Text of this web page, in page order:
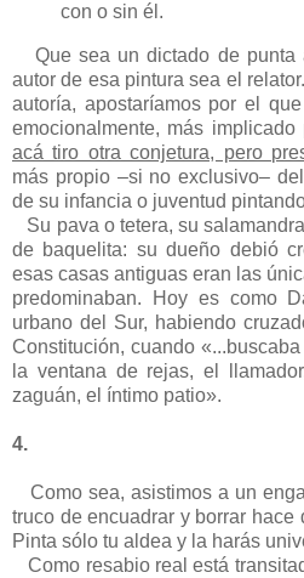
con o sin él.
Que sea un dictado de punta
autor de esa pintura sea el
autoría, apostaríamos por el
emocionalmente, más
acá tiro otra conjetura, pero
más propio –si no exclusivo–
de su infancia o juventud
Su pava o tetera, su
de baquelita: su dueño debió
esas casas antiguas eran las
predominaban. Hoy es como
urbano del Sur, habiendo
Constitución, cuando
la ventana de rejas, el
zaguán, el íntimo patio».
4.
Como sea, asistimos a un
truco de encuadrar y borrar hace
Pinta sólo tu aldea y la harás
Como resabio real está